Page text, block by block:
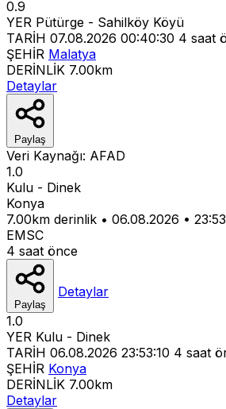
0.9
YER Pütürge - Sahilköy Köyü
TARİH 07.08.2026 00:40:30 4 saat
ŞEHİR Malatya
DERİNLİK 7.00km
Detaylar
Paylaş
Veri Kaynağı: AFAD
1.0
Kulu - Dinek
Konya
7.00km derinlik • 06.08.2026 • 23:53
EMSC
4 saat önce
Paylaş
Detaylar
1.0
YER Kulu - Dinek
TARİH 06.08.2026 23:53:10 4 saat
ŞEHİR Konya
DERİNLİK 7.00km
Detaylar